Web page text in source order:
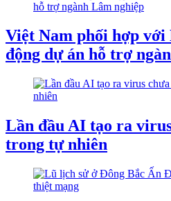
Việt Nam phối hợp
động dự án hỗ trợ
Lần đầu AI tạo ra
trong tự nhiên